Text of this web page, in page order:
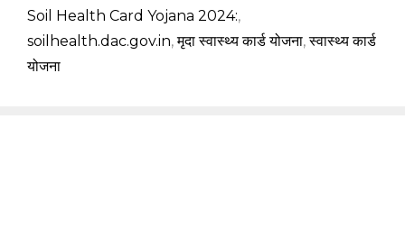
Soil Health Card Yojana 2024:,
soilhealth.dac.gov.in,मृदा स्वास्थ्य कार्ड योजना,स्वास्थ्य कार्ड
योजना